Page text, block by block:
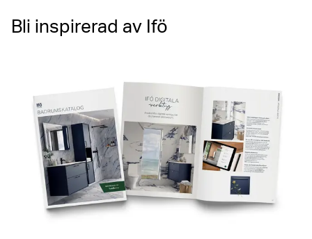
Bli inspirerad av Ifö